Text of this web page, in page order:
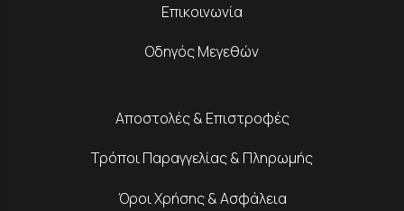
Επικοινωνία
Οδηγός Μεγεθών
Αποστολές & Επιστροφές
Τρόποι Παραγγελίας & Πληρωμής
Όροι Χρήσης & Ασφάλεια